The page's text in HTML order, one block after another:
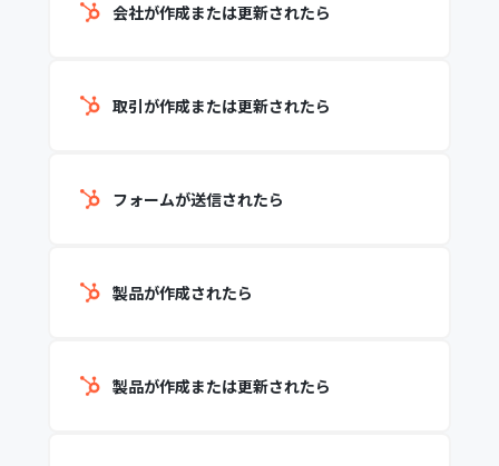
会社が作成または更新されたら
取引が作成または更新されたら
フォームが送信されたら
製品が作成されたら
製品が作成または更新されたら